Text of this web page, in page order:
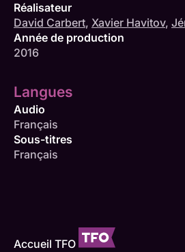
Réalisateur
David Carbert, Xavier Havitov,
Année de production
2016
Langues
Audio
Français
Sous-titres
Français
Accueil TFO